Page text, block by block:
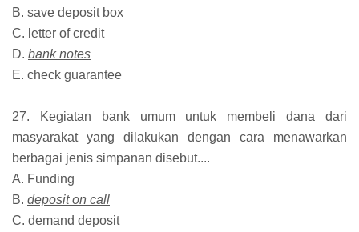
B. save deposit box
C. letter of credit
D. bank notes
E. check guarantee
27. Kegiatan bank umum untuk membeli dana dari
masyarakat yang dilakukan dengan cara menawarkan
berbagai jenis simpanan disebut....
A. Funding
B. deposit on call
C. demand deposit